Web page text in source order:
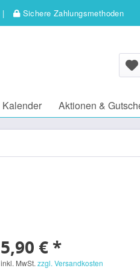
| Sichere Zahlungsmethoden
Kalender Aktionen &
5,90 € *
inkl. MwSt.zzgl. Versandkosten